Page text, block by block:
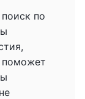
по
поможет